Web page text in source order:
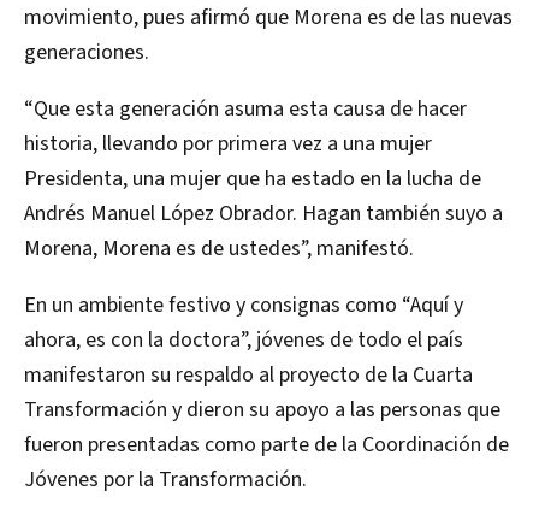
movimiento, pues afirmó que Morena es de las nuevas
generaciones.
“Que esta generación asuma esta causa de hacer
historia, llevando por primera vez a una mujer
Presidenta, una mujer que ha estado en la lucha de
Andrés Manuel López Obrador. Hagan también suyo a
Morena, Morena es de ustedes”, manifestó.
En un ambiente festivo y consignas como “Aquí y
ahora, es con la doctora”, jóvenes de todo el país
manifestaron su respaldo al proyecto de la Cuarta
Transformación y dieron su apoyo a las personas que
fueron presentadas como parte de la Coordinación de
Jóvenes por la Transformación.